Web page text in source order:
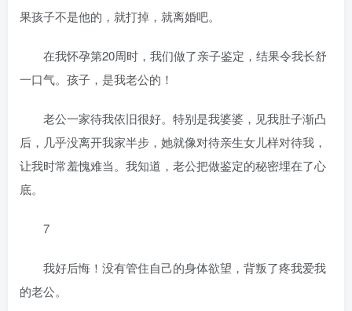
果孩子不是他的，就打掉，就离婚吧。
在我怀孕第20周时，我们做了亲子鉴定，结果令我长舒
一口气。孩子，是我老公的！
老公一家待我依旧很好。特别是我婆婆，见我肚子渐凸
后，几乎没离开我家半步，她就像对待亲生女儿样对待我，
让我时常羞愧难当。我知道，老公把做鉴定的秘密埋在了心
底。
7
我好后悔！没有管住自己的身体欲望，背叛了疼我爱我
的老公。